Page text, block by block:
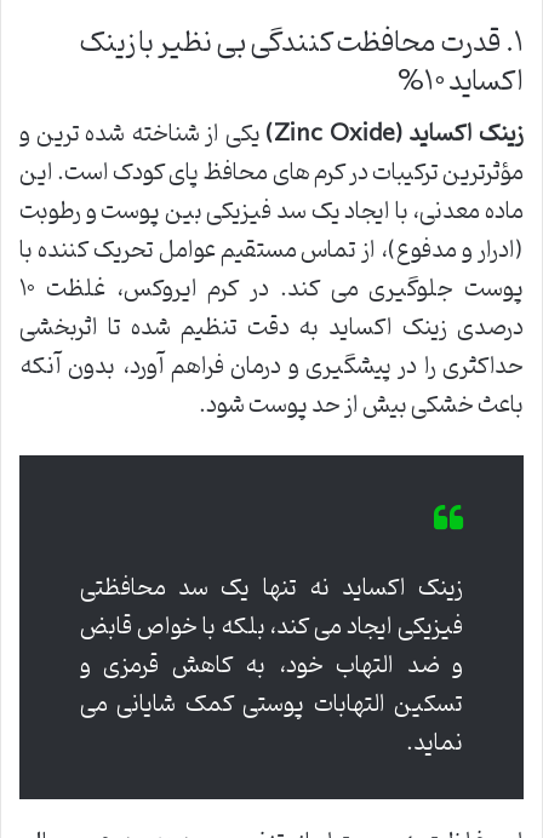
۱. قدرت محافظت کنندگی بی نظیر با زینک
اکساید ۱۰%
زینک اکساید (Zinc Oxide)
یکی از شناخته شده ترین و
مؤثرترین ترکیبات در کرم های محافظ پای کودک است. این
ماده معدنی، با ایجاد یک سد فیزیکی بین پوست و رطوبت
(ادرار و مدفوع)، از تماس مستقیم عوامل تحریک کننده با
پوست جلوگیری می کند. در کرم ایروکس، غلظت ۱۰
درصدی زینک اکساید به دقت تنظیم شده تا اثربخشی
حداکثری را در پیشگیری و درمان فراهم آورد، بدون آنکه
باعث خشکی بیش از حد پوست شود.
زینک اکساید نه تنها یک سد محافظتی
فیزیکی ایجاد می کند، بلکه با خواص قابض
و ضد التهاب خود، به کاهش قرمزی و
تسکین التهابات پوستی کمک شایانی می
نماید.